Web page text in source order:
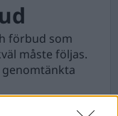
förbud som
måste följas.